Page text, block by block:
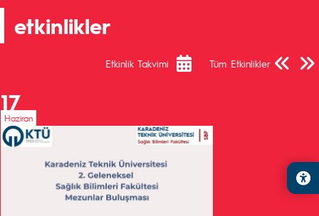
etkinlikler
Etkinlik Takvimi Tüm Etkinlikler
Önceki
17
Haziran